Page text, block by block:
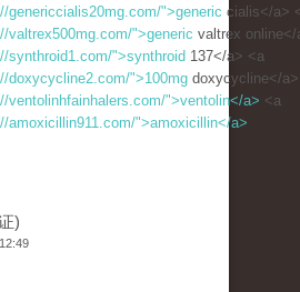
genericcialis20mg.com/">generic cialis</a>
valtrex500mg.com/">generic valtrex
synthroid1.com/">synthroid 137</a> <a
doxycycline2.com/">100mg doxycycline</
ventolinhfainhalers.com/">ventolin</a> <a
amoxicillin911.com/">amoxicillin</a>
)